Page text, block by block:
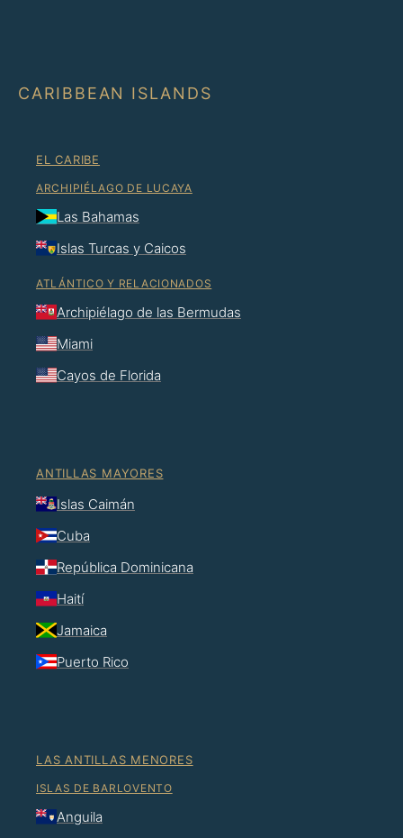
CARIBBEAN ISLANDS
EL CARIBE
ARCHIPIÉLAGO DE LUCAYA
Las Bahamas
Islas Turcas y Caicos
ATLÁNTICO Y RELACIONADOS
Archipiélago de las Bermudas
Miami
Cayos de Florida
ANTILLAS MAYORES
Islas Caimán
Cuba
República Dominicana
Haití
Jamaica
Puerto Rico
LAS ANTILLAS MENORES
ISLAS DE BARLOVENTO
Anguila